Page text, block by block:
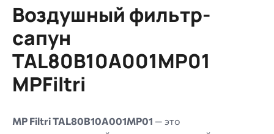
МБ.
Допустимые
типы:
gif
jpg
jpeg
Воздушный фильтр-
сапун
TAL80B10A001MP01
MPFiltri
MP Filtri TAL80B10A001MP01 — это